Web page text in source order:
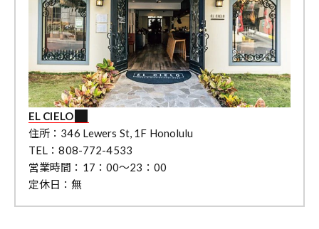
EL CIELO
住所：346 Lewers St, 1F Honolulu
TEL：808-772-4533
営業時間：17：00～23：00
定休日：無